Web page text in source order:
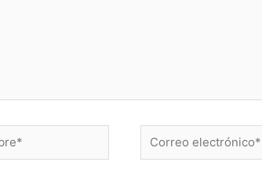
Correo
electrónico*